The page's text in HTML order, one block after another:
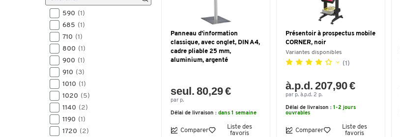
590 (1)
685 (1)
710 (1)
800 (1)
900 (1)
910 (3)
1010 (1)
1020 (5)
1140 (2)
1190 (1)
1720 (2)
Panneau d'information
classique, avec onglet, DIN A4,
cadre pliable 25 mm,
aluminium, argenté
seul. 80,29 €
par p.
Délai de livraison : dans 1 semaine
Comparer
Liste des
favoris
Présentoir à prospectus mobile
CORNER, noir
Variantes disponibles
(1)
à.p.d. 207,90 €
par p. à.p.d. 2 p.
Délai de livraison : 1-2 jours
ouvrables
Comparer
Liste des
favoris